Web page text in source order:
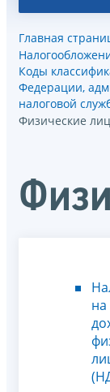
Главная
Коды
Федерации,
налоговой
Физические
на